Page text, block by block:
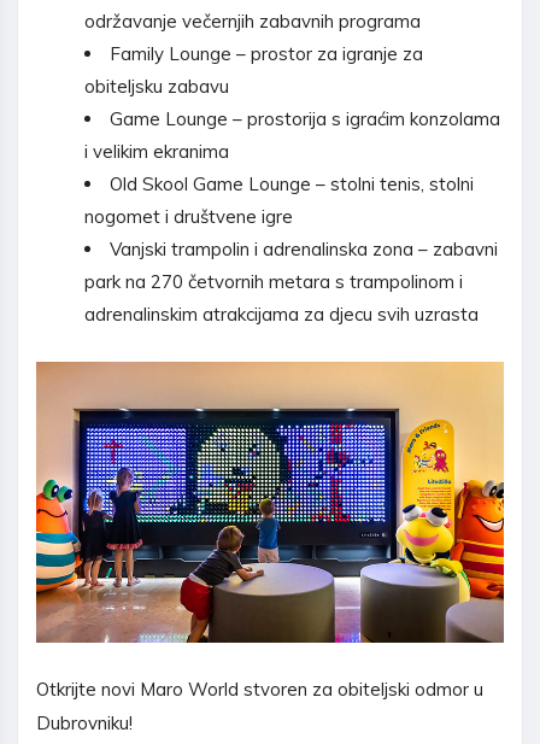
održavanje večernjih zabavnih programa
Family Lounge – prostor za igranje za
obiteljsku zabavu
Game Lounge – prostorija s igraćim konzolama
i velikim ekranima
Old Skool Game Lounge – stolni tenis, stolni
nogomet i društvene igre
Vanjski trampolin i adrenalinska zona – zabavni
park na 270 četvornih metara s trampolinom i
adrenalinskim atrakcijama za djecu svih uzrasta
Otkrijte novi Maro World stvoren za obiteljski odmor u
Dubrovniku!